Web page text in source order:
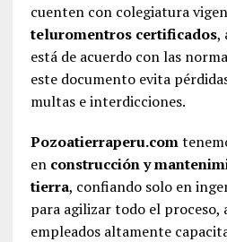
cuenten con colegiatura
teluromentros certificados,
está de acuerdo con las
este documento evita
multas e interdicciones.
Pozoatierraperu.com
en construcción y
tierra, confiando solo en
para agilizar todo el proceso,
empleados altamente